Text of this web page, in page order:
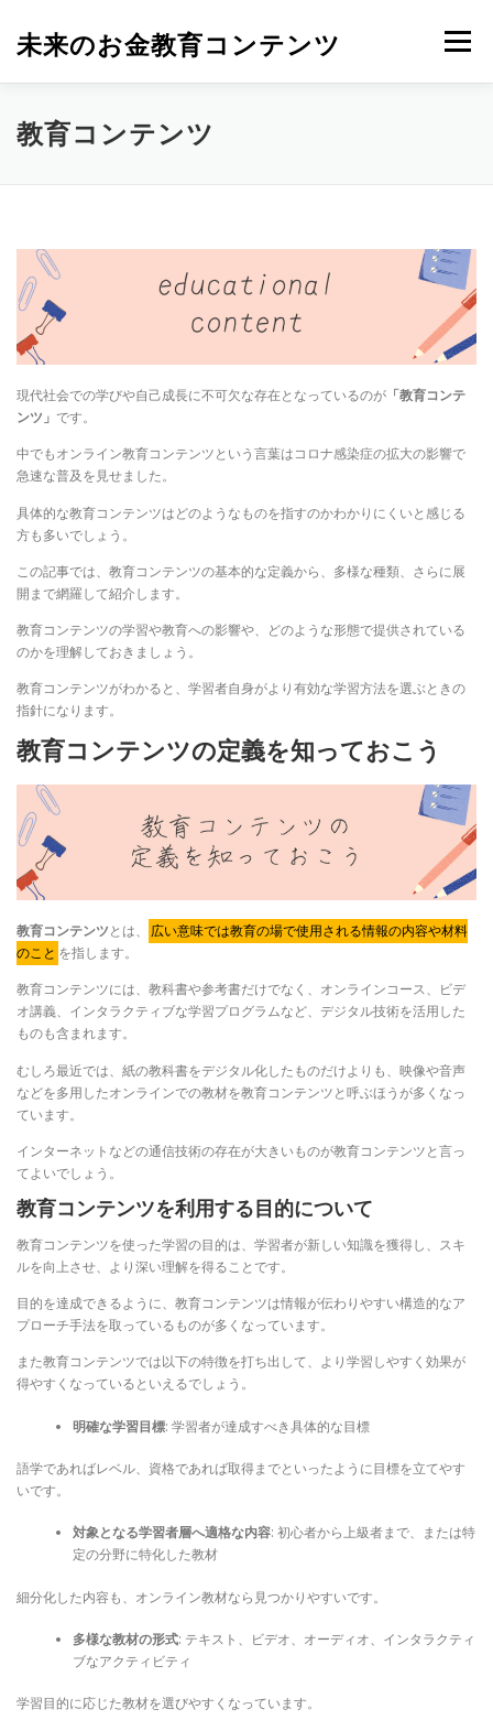
未来のお金教育コンテンツ メニュー
教育コンテンツ
現代社会での学びや自己成長に不可欠な存在となっているのが 「教育コンテ
ンツ」 です。
中でもオンライン教育コンテンツという言葉はコロナ感染症の拡大の影響で
急速な普及を見せました。
具体的な教育コンテンツはどのようなものを指すのかわかりにくいと感じる
方も多いでしょう。
この記事では、教育コンテンツの基本的な定義から、多様な種類、さらに展
開まで網羅して紹介します。
教育コンテンツの学習や教育への影響や、どのような形態で提供されている
のかを理解しておきましょう。
教育コンテンツがわかると、学習者自身がより有効な学習方法を選ぶときの
指針になります。
教育コンテンツの定義を知っておこう
教育コンテンツとは、
広い意味では教育の場で使用される情報の内容や材料
のこと を指します。
教育コンテンツには、教科書や参考書だけでなく、オンラインコース、ビデ
オ講義、インタラクティブな学習プログラムなど、デジタル技術を活用した
ものも含まれます。
むしろ最近では、紙の教科書をデジタル化したものだけよりも、映像や音声
などを多用したオンラインでの教材を教育コンテンツと呼ぶほうが多くなっ
ています。
インターネットなどの通信技術の存在が大きいものが教育コンテンツと言っ
てよいでしょう。
教育コンテンツを利用する目的について
教育コンテンツを使った学習の目的は、学習者が新しい知識を獲得し、スキ
ルを向上させ、より深い理解を得ることです。
目的を達成できるように、教育コンテンツは情報が伝わりやすい構造的なア
プローチ手法を取っているものが多くなっています。
また教育コンテンツでは以下の特徴を打ち出して、より学習しやすく効果が
得やすくなっているといえるでしょう。
明確な学習目標: 学習者が達成すべき具体的な目標
語学であればレベル、資格であれば取得までといったように目標を立てやす
いです。
対象となる学習者層へ適格な内容: 初心者から上級者まで、または特
定の分野に特化した教材
細分化した内容も、オンライン教材なら見つかりやすいです。
多様な教材の形式: テキスト、ビデオ、オーディオ、インタラクティ
ブなアクティビティ
学習目的に応じた教材を選びやすくなっています。